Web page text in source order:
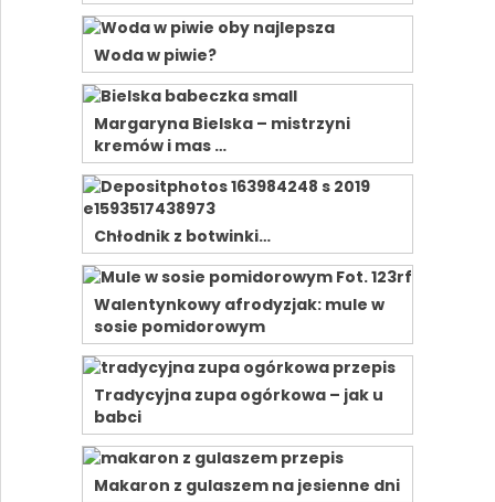
Woda w piwie?
Margaryna Bielska – mistrzyni
kremów i mas …
Chłodnik z botwinki…
Walentynkowy afrodyzjak: mule w
sosie pomidorowym
Tradycyjna zupa ogórkowa – jak u
babci
Makaron z gulaszem na jesienne dni